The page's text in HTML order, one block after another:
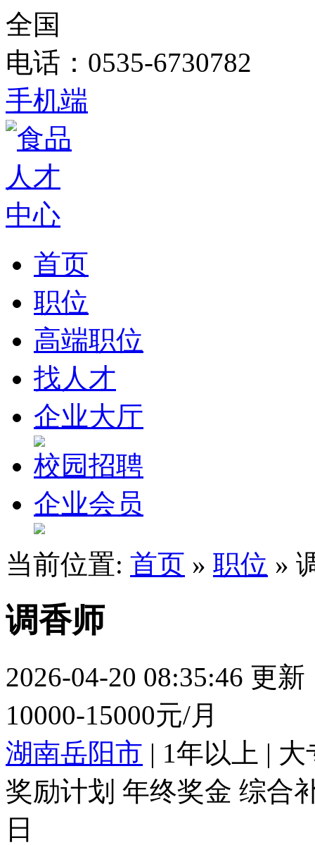
全国
电话：0535-6730782
手机端
首页
职位
高端职位
找人才
企业大厅
校园招聘
企业会员
当前位置: 首页 » 职位 »
调香师
2026-04-20 08:35:46 更新
10000-15000元/月
湖南岳阳市 | 1年以上 | 大
奖励计划 年终奖金 综合
日